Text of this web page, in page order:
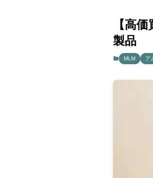
【高
製品
MLM ア